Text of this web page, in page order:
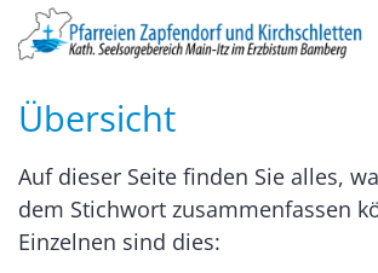
Zum Inhalt springen
Übersicht
Auf dieser Seite finden Sie alles,
dem Stichwort zusammenfassen
Einzelnen sind dies: